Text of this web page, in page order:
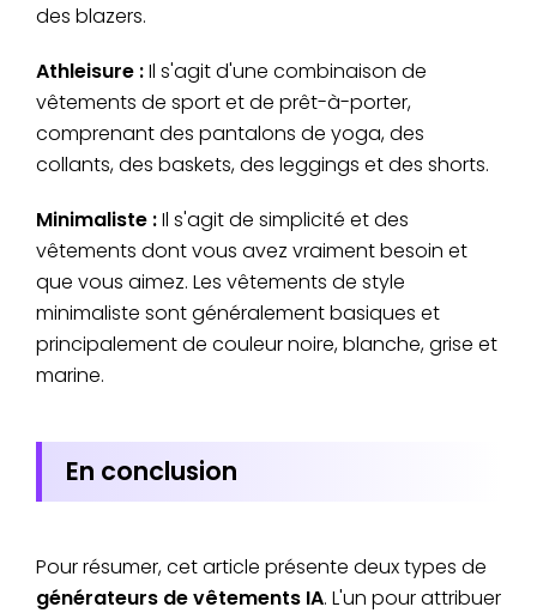
des blazers.
Athleisure :Il s'agit d'une combinaison de
vêtements de sport et de prêt-à-porter,
comprenant des pantalons de yoga, des
collants, des baskets, des leggings et des shorts.
Minimaliste :Il s'agit de simplicité et des
vêtements dont vous avez vraiment besoin et
que vous aimez. Les vêtements de style
minimaliste sont généralement basiques et
principalement de couleur noire, blanche, grise et
marine.
En conclusion
Pour résumer, cet article présente deux types de
générateurs de vêtements IA. L'un pour attribuer